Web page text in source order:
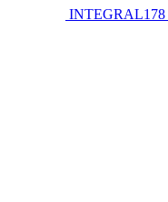
INTEGRAL178